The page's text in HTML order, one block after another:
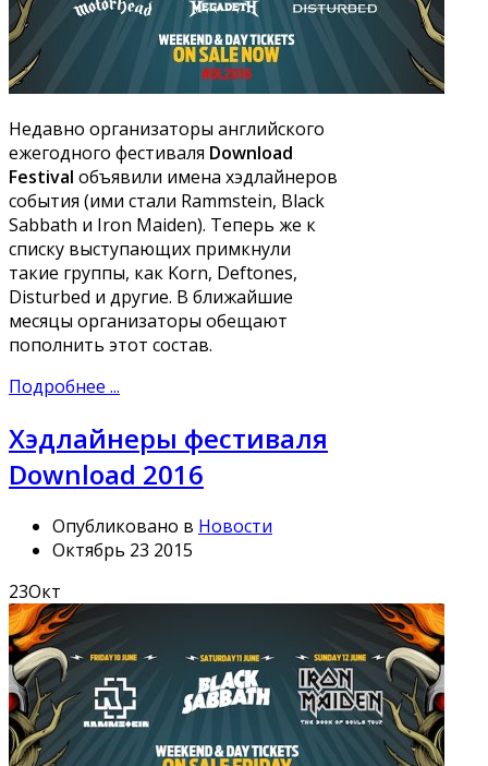
Недавно организаторы английского
ежегодного фестиваля Download
Festival объявили имена хэдлайнеров
события (ими стали Rammstein, Black
Sabbath и Iron Maiden). Теперь же к
списку выступающих примкнули
такие группы, как Korn, Deftones,
Disturbed и другие. В ближайшие
месяцы организаторы обещают
пополнить этот состав.
Подробнее ...
Хэдлайнеры фестиваля
Download 2016
Опубликовано в Новости
Октябрь 23 2015
23Окт